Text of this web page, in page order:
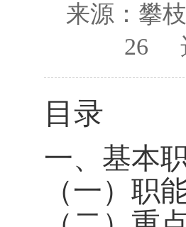
来源： 攀
26
目录
一、基本
（一）职